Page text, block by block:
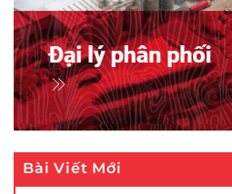
Bài Viết Mới